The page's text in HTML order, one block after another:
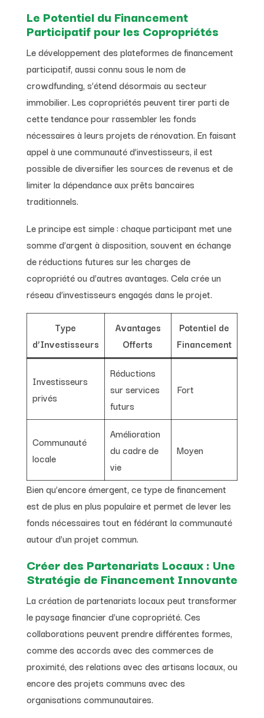
Le Potentiel du Financement
Participatif pour les Copropriétés
Le développement des plateformes de financement
participatif, aussi connu sous le nom de
crowdfunding, s’étend désormais au secteur
immobilier. Les copropriétés peuvent tirer parti de
cette tendance pour rassembler les fonds
nécessaires à leurs projets de rénovation. En faisant
appel à une communauté d’investisseurs, il est
possible de diversifier les sources de revenus et de
limiter la dépendance aux prêts bancaires
traditionnels.
Le principe est simple : chaque participant met une
somme d’argent à disposition, souvent en échange
de réductions futures sur les charges de
copropriété ou d’autres avantages. Cela crée un
réseau d’investisseurs engagés dans le projet.
Type
d’Investisseurs
Avantages
Offerts
Potentiel de
Financement
Investisseurs
privés
Réductions
sur services
futurs
Fort
Communauté
locale
Amélioration
du cadre de
vie
Moyen
Bien qu’encore émergent, ce type de financement
est de plus en plus populaire et permet de lever les
fonds nécessaires tout en fédérant la communauté
autour d’un projet commun.
Créer des Partenariats Locaux : Une
Stratégie de Financement Innovante
La création de partenariats locaux peut transformer
le paysage financier d’une copropriété. Ces
collaborations peuvent prendre différentes formes,
comme des accords avec des commerces de
proximité, des relations avec des artisans locaux, ou
encore des projets communs avec des
organisations communautaires.